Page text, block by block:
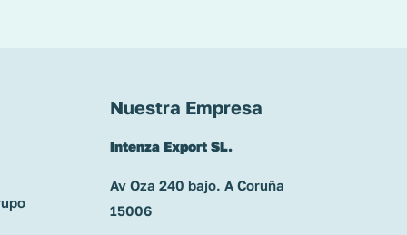
Nuestra Empresa
Intenza Export SL.
Av Oza 240 bajo. A Coruña
15006